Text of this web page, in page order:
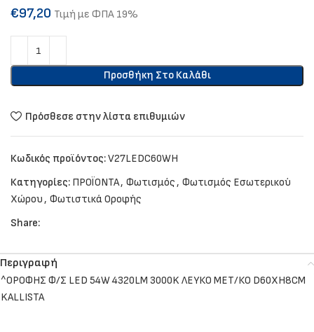
€97,20 Τιμή με ΦΠΑ 19%
Προσθήκη Στο Καλάθι
Πρόσθεσε στην λίστα επιθυμιών
Κωδικός προϊόντος:V27LEDC60WH
Κατηγορίες: ΠΡΟΪΟΝΤΑ, Φωτισμός, Φωτισμός Εσωτερικού
Χώρου, Φωτιστικά Οροφής
Share:
Περιγραφή
^ΟΡΟΦΗΣ Φ/Σ LED 54W 4320LM 3000K ΛΕΥΚΟ ΜΕΤ/ΚΟ D60XH8CM
KALLISTA